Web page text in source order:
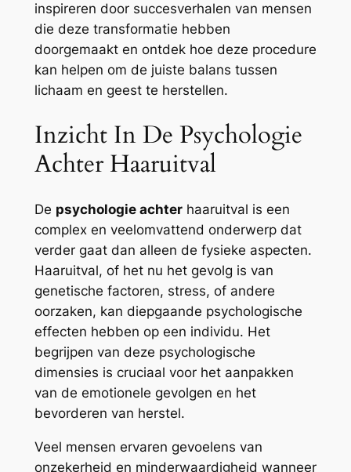
inspireren door succesverhalen van mensen
die deze transformatie hebben
doorgemaakt en ontdek hoe deze procedure
kan helpen om de juiste balans tussen
lichaam en geest te herstellen.
Inzicht In De Psychologie
Achter Haaruitval
De psychologie achterhaaruitval is een
complex en veelomvattend onderwerp dat
verder gaat dan alleen de fysieke aspecten.
Haaruitval, of het nu het gevolg is van
genetische factoren, stress, of andere
oorzaken, kan diepgaande psychologische
effecten hebben op een individu. Het
begrijpen van deze psychologische
dimensies is cruciaal voor het aanpakken
van de emotionele gevolgen en het
bevorderen van herstel.
Veel mensen ervaren gevoelens van
onzekerheid en minderwaardigheid wanneer